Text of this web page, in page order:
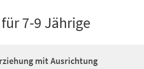
7-9 Jährige
mit Ausrichtung